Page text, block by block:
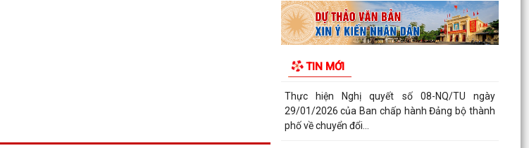
TIN MỚI
đập sau mưa lớn
Kế hoạch Tuyên truyền “Chiến dịch 500 ngày
xác định...
Thực hiện Nghị quyết số 08-NQ/TU ngày
29/01/2026 của Ban chấp hành Đảng bộ thành
phố về chuyển đổi...